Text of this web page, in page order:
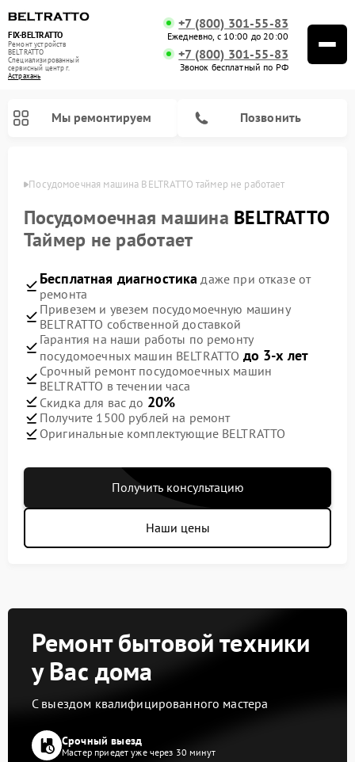
FIX-BELTRATTO
Ремонт устройств
BELTRATTO
Специализированный
cервисный центр г.
Астрахань
+7 (800) 301-55-83
Ежедневно, с 10:00 до 20:00
+7 (800) 301-55-83
Звонок бесплатный по РФ
Мы ремонтируем Позвонить
Посудомоечная машина BELTRATTO таймер не работает
Посудомоечная машина BELTRATTO
Таймер не работает
Бесплатная диагностика даже при отказе от
ремонта
Привезем и увезем посудомоечную машину
BELTRATTO собственной доставкой
Гарантия на наши работы по ремонту
посудомоечных машин BELTRATTO до 3-х лет
Срочный ремонт посудомоечных машин
BELTRATTO в течении часа
Скидка для вас до 20%
Получите 1500 рублей на ремонт
Оригинальные комплектующие BELTRATTO
Получить консультацию
Наши цены
Ремонт бытовой техники
у Вас дома
С выездом квалифицированного мастера
Срочный выезд
Мастер приедет уже через 30 минут